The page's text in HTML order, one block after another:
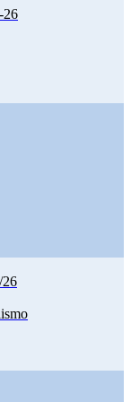
26
26